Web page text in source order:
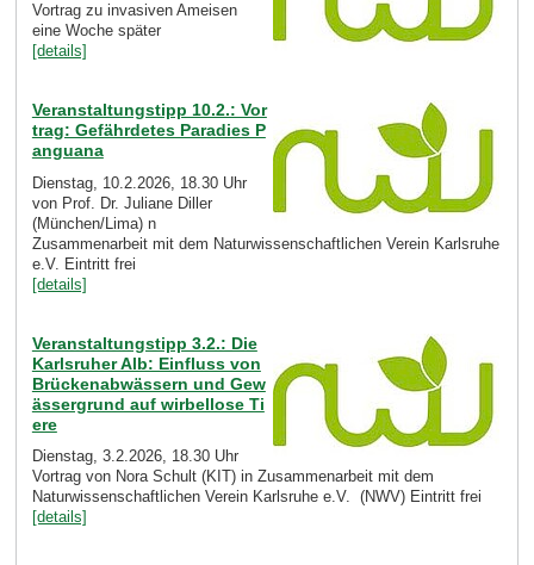
Vortrag zu invasiven Ameisen
eine Woche später
[details]
Veranstaltungstipp 10.2.: Vor
trag: Gefährdetes Paradies P
anguana
Dienstag, 10.2.2026, 18.30 Uhr
von Prof. Dr. Juliane Diller
(München/Lima) n
Zusammenarbeit mit dem Naturwissenschaftlichen Verein Karlsruhe
e.V. Eintritt frei
[details]
Veranstaltungstipp 3.2.: Die
Karlsruher Alb: Einfluss von
Brückenabwässern und Gew
ässergrund auf wirbellose Ti
ere
Dienstag, 3.2.2026, 18.30 Uhr
Vortrag von Nora Schult (KIT) in Zusammenarbeit mit dem
Naturwissenschaftlichen Verein Karlsruhe e.V. (NWV) Eintritt frei
[details]